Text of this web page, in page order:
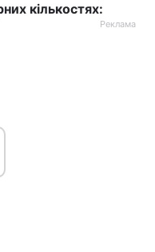
кількостях:
Реклама